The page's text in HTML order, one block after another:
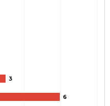
3
6